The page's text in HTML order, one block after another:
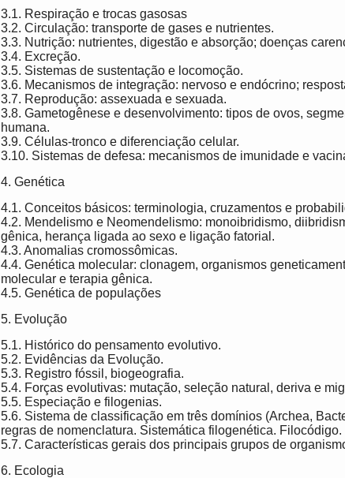
3.1. Respiração e trocas gasosas
3.2. Circulação: transporte de gases e nutrientes.
3.3. Nutrição: nutrientes, digestão e absorção; doenças
3.4. Excreção.
3.5. Sistemas de sustentação e locomoção.
3.6. Mecanismos de integração: nervoso e endócrino;
3.7. Reprodução: assexuada e sexuada.
3.8. Gametogênese e desenvolvimento: tipos de ovos,
humana.
3.9. Células-tronco e diferenciação celular.
3.10. Sistemas de defesa: mecanismos de imunidade e
4. Genética
4.1. Conceitos básicos: terminologia, cruzamentos e
4.2. Mendelismo e Neomendelismo: monoibridismo,
gênica, herança ligada ao sexo e ligação fatorial.
4.3. Anomalias cromossômicas.
4.4. Genética molecular: clonagem, organismos
molecular e terapia gênica.
4.5. Genética de populações
5. Evolução
5.1. Histórico do pensamento evolutivo.
5.2. Evidências da Evolução.
5.3. Registro fóssil, biogeografia.
5.4. Forças evolutivas: mutação, seleção natural, deriva e
5.5. Especiação e filogenias.
5.6. Sistema de classificação em três domínios (Archea,
regras de nomenclatura. Sistemática filogenética. Filocódigo.
5.7. Características gerais dos principais grupos de
6. Ecologia